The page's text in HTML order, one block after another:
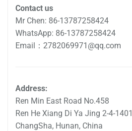
Contact us
Mr Chen: 86-13787258424
WhatsApp: 86-13787258424
Email：2782069971@qq.com
Address:
Ren Min East Road No.458
Ren He Xiang Di Ya Jing 2-4-1401
ChangSha, Hunan, China